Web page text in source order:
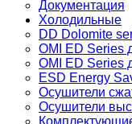
Документация
Холодильные
DD Dolomite
OMI ED Series
OMI ED Series
ESD Energy
Осушители
Осушители